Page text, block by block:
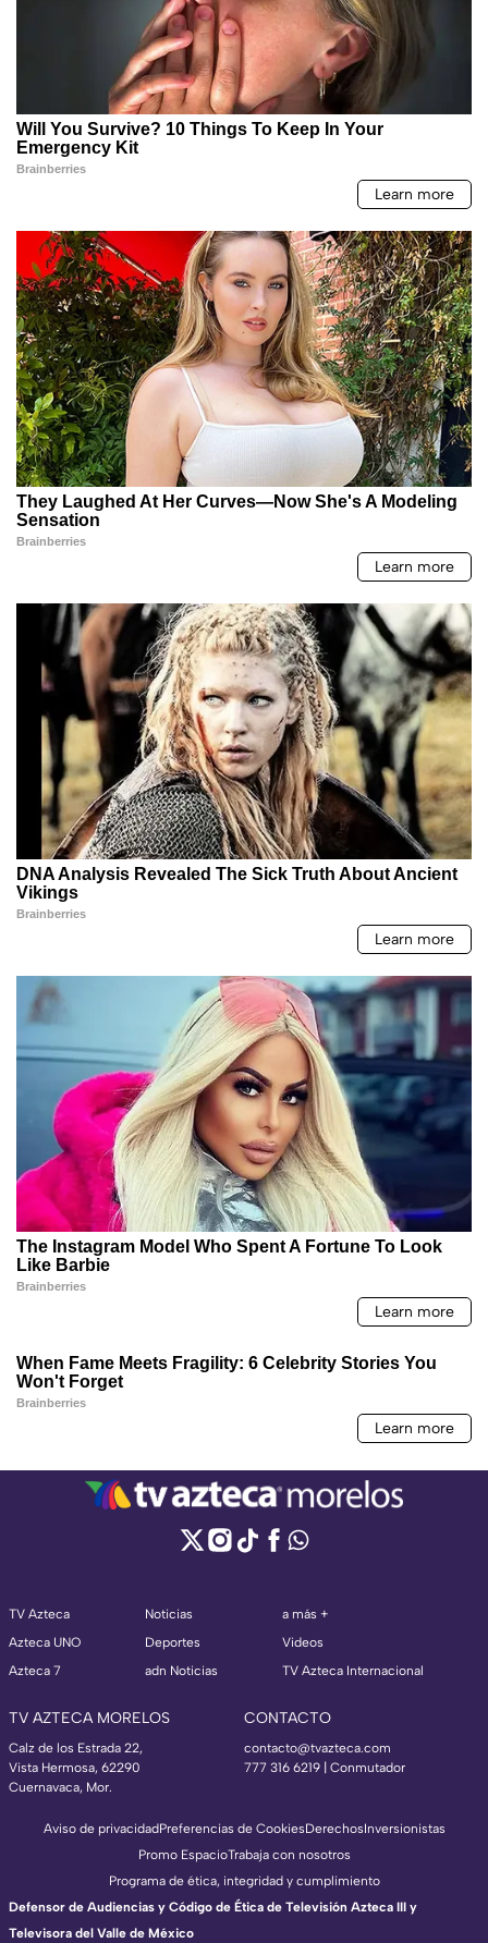
TV Azteca
Azteca UNO
Azteca 7
Noticias
Deportes
adn Noticias
a más +
Videos
TV Azteca Internacional
TV AZTECA MORELOS
Calz de los Estrada 22,
Vista Hermosa, 62290
Cuernavaca, Mor.
CONTACTO
contacto@tvazteca.com
777 316 6219 | Conmutador
Aviso de privacidadPreferencias de CookiesDerechosInversionistas
Promo EspacioTrabaja con nosotros
Programa de ética, integridad y cumplimiento
Defensor de Audiencias y Código de Ética de Televisión Azteca III y
Televisora del Valle de México